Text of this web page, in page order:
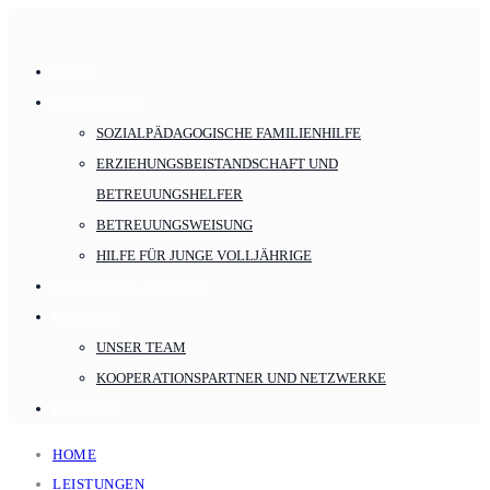
SOZIALPÄDAGOGISCHE FAMILIENHILFE
ERZIEHUNGSBEISTANDSCHAFT UND
BETREUUNGSHELFER
BETREUUNGSWEISUNG
HILFE FÜR JUNGE VOLLJÄHRIGE
UNSER TEAM
KOOPERATIONSPARTNER UND NETZWERKE
HOME
LEISTUNGEN